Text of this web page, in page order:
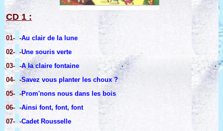
CD 1 :
01- -Au clair de la lune
02- -Une souris verte
03- -A la claire fontaine
04- -Savez vous planter les choux ?
05- -Prom'nons nous dans les bois
06- -Ainsi font, font, font
07- -Cadet Rousselle